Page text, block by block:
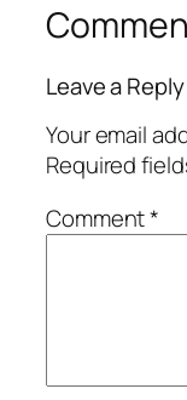
Leave a Reply
Your email
Required
Comment*